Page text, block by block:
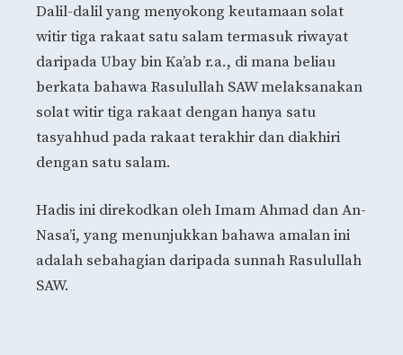
Dalil-dalil yang menyokong keutamaan solat
witir tiga rakaat satu salam termasuk riwayat
daripada Ubay bin Ka’ab r.a., di mana beliau
berkata bahawa Rasulullah SAW melaksanakan
solat witir tiga rakaat dengan hanya satu
tasyahhud pada rakaat terakhir dan diakhiri
dengan satu salam.
Hadis ini direkodkan oleh Imam Ahmad dan An-
Nasa’i, yang menunjukkan bahawa amalan ini
adalah sebahagian daripada sunnah Rasulullah
SAW.